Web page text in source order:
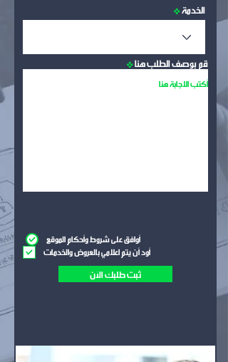
الخدمة
قم بوصف الطلب هنا
أوافق على شروط وأحكام الموقع
أود أن يتم اعلامي بالعروض والخدمات
ثبت طلبك الآن